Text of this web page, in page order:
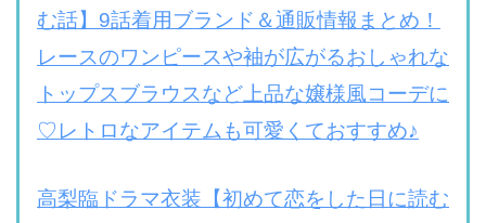
む話】9話着用ブランド＆通販情報まとめ！
レースのワンピースや袖が広がるおしゃれな
トップスブラウスなど上品な嬢様風コーデに
♡レトロなアイテムも可愛くておすすめ♪
高梨臨ドラマ衣装【初めて恋をした日に読む